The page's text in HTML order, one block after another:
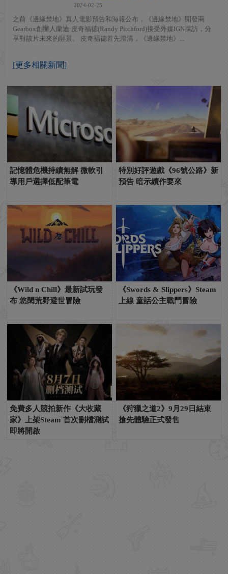
2024-02-25
之前《邊緣禁地》真人電影預告和海報公布，《邊緣禁地》開發商
Gearbox創辦人蘭迪·皮奇福德(Randy Pitchford)接受外媒IGN採訪，分
享對該片未來的願景。 皮奇福德首先澄清，《邊緣禁地》...
[更多相關新聞]
記憶體危機持續無解 微軟引
導用戶選擇低配筆電
特別好評遊戲《96號公路》新
預告 暗示續作要來
《Wild n Chill》最新試玩發
布 悠閑荒野避世冒險
《Swords & Slippers》Steam
上線 童話公主戰鬥冒險
免費多人競拍新作《大收藏
家》上架Steam 首次刪檔測試
即將開啟
《狩獵之道2》9月29日結束
搶先體驗正式發售